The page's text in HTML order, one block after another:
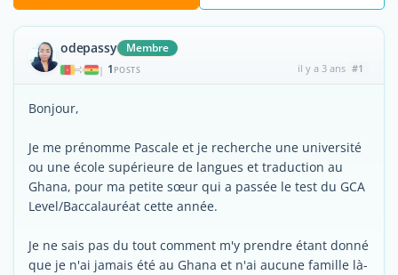
odepassy Membre
| 1 POSTS il y a 3 ans #1
Bonjour,
Je me prénomme Pascale et je recherche une université
ou une école supérieure de langues et traduction au
Ghana, pour ma petite sœur qui a passée le test du GCA
Level/Baccalauréat cette année.
Je ne sais pas du tout comment m'y prendre étant donné
que je n'ai jamais été au Ghana et n'ai aucune famille là-